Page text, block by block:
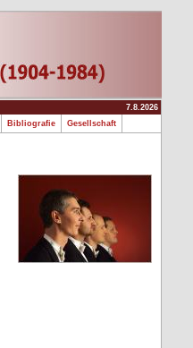
7.8.2026
Bibliografie
Gesellschaft